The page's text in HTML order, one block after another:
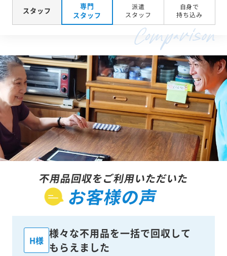
スタッフ
専門
スタッフ
派遣
スタッフ
自身で
持ち込み
不用品回収をご利用いただいた
お客様の声
H様
様々な不用品を一括で回収して
もらえました